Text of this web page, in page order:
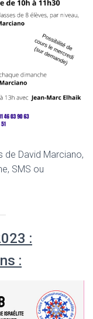
de David Marciano,
SMS ou
:
: